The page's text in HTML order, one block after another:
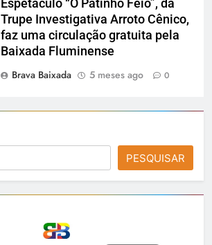
Espetáculo “O Patinho Feio”, da
Trupe Investigativa Arroto Cênico,
faz uma circulação gratuita pela
Baixada Fluminense
Brava Baixada
5 meses ago 0
PESQUISAR